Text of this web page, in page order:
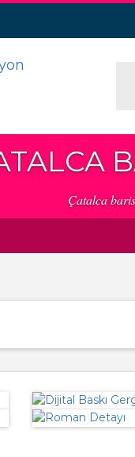
Çatalca